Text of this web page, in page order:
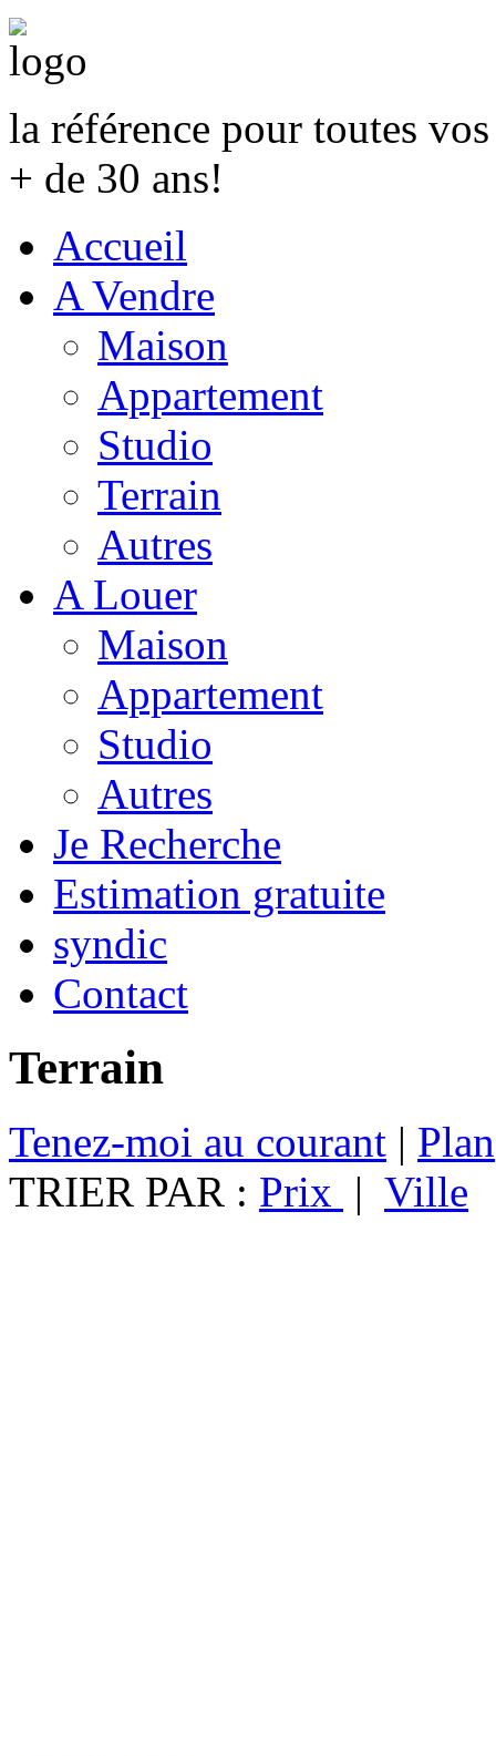
la référence pour toutes
+ de 30 ans!
Accueil
A Vendre
Maison
Appartement
Studio
Terrain
Autres
A Louer
Maison
Appartement
Studio
Autres
Je Recherche
Estimation gratuite
syndic
Contact
Terrain
Tenez-moi au courant | Plan
TRIER PAR : Prix | Ville